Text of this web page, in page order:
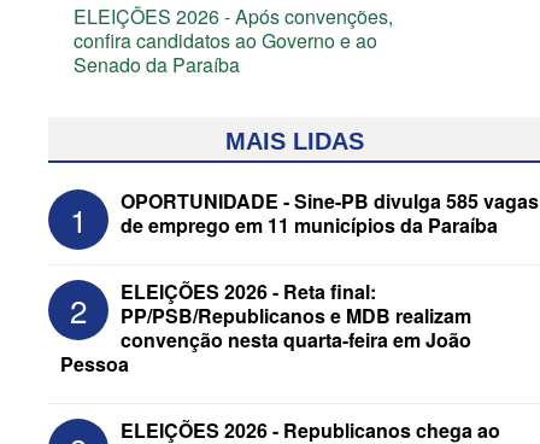
ELEIÇÕES 2026 - Após convenções,
confira candidatos ao Governo e ao
Senado da Paraíba
ELEIÇÕES 2026 - Senado: Novo
MAIS LIDAS
1
OPORTUNIDADE - Sine-PB divulga 585 vagas
de emprego em 11 municípios da Paraíba
2
ELEIÇÕES 2026 - Reta final:
PP/PSB/Republicanos e MDB realizam
convenção nesta quarta-feira em João
Pessoa
ELEIÇÕES 2026 - Republicanos chega ao